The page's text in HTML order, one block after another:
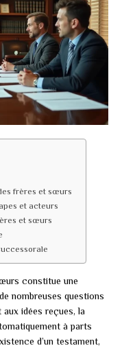
frères et sœurs
et acteurs
et sœurs
constitue une
nombreuses questions
idées reçues, la
à parts
d’un testament,